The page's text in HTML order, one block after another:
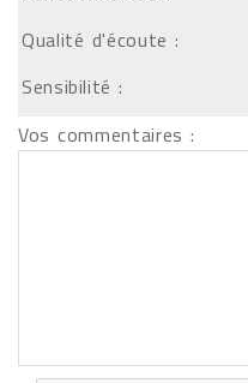
Qualité d'écoute :
Sensibilité :
Vos commentaires :